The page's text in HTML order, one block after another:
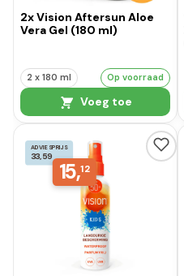
2x Vision Aftersun Aloe
Vera Gel (180 ml)
2 x 180 ml Op voorraad
Voeg toe
ADVIESPRIJS
33,59
15,12